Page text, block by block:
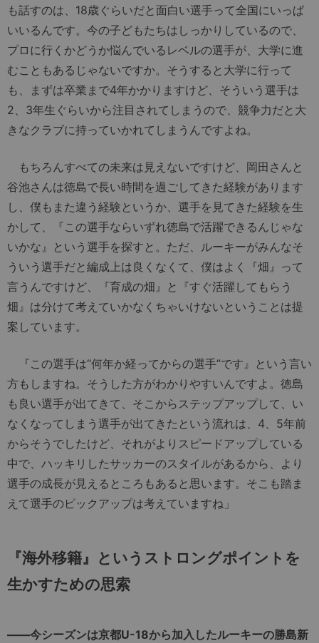
も話すのは、18歳ぐらいだと面白い選手って全国にいっぱ
いいるんです。今の子どもたちはしっかりしているので、
プロに行くかどうか悩んでいるレベルの選手が、大学に進
むこともあるじゃないですか。そうすると大学に行って
も、まずは卒業まで4年かかりますけど、そういう選手は
2、3年生ぐらいから注目されてしまうので、競争力だと大
きなクラブに持っていかれてしまうんですよね。
もちろんすべての未来は見えないですけど、岡田さんと
谷池さんは徳島で長い時間を過ごしてきた経験があります
し、僕もまた違う経験というか、選手を見てきた経験を生
かして、『この選手ならいずれ徳島で活躍できるんじゃな
いかな』という選手を探すと。ただ、ルーキーがみんなそ
ういう選手だと編成上は良くなくて、僕はよく『畑』って
言うんですけど、『育成の畑』と『すぐ活躍してもらう
畑』は分けて考えていかなくちゃいけないということは提
案しています。
『この選手は“何年か経ってからの選手”です』という言い
方もしますね。そうした方がわかりやすいんですよ。徳島
も良い選手が出てきて、そこからステップアップして、い
なくなってしまう選手が出てきたという流れは、4、5年前
からそうでしたけど、それがよりスピードアップしている
中で、ハッキリしたサッカーのスタイルがあるから、より
選手の成長が見えるところもあると思います。そこも踏ま
えて選手のピックアップは考えていますね」
『海外移籍』というストロングポイントを
生かすための思索
――今シーズンは京都U-18から加入したルーキーの勝島新